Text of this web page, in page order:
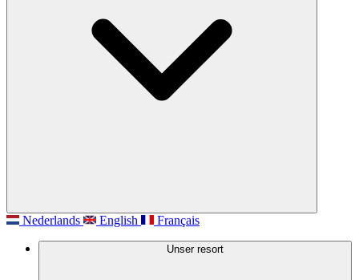
Nederlands English Français
Unser resort